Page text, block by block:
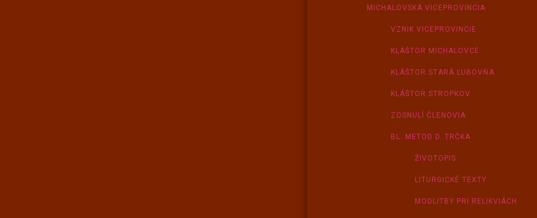
MICHALOVSKÁ VICEPROVINCIA
VZNIK VICEPROVINCIE
KLÁŠTOR MICHALOVCE
KLÁŠTOR STARÁ ĽUBOVŇA
KLÁŠTOR STROPKOV
ZOSNULÍ ČLENOVIA
BL. METOD D. TRČKA
ŽIVOTOPIS
LITURGICKÉ TEXTY
MODLITBY PRI RELIKVIÁCH